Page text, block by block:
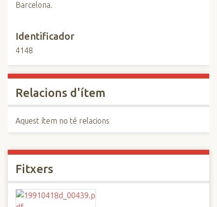
Barcelona.
Identificador
4148
Relacions d'ítem
Aquest ítem no té relacions
Fitxers